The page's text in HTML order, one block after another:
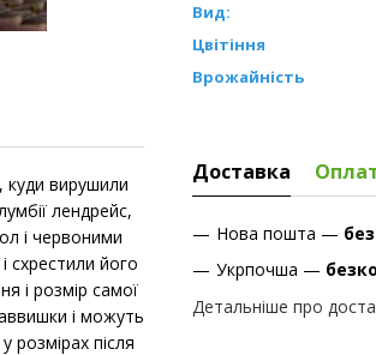
куди вирушили
лендрейс,
і червоними
схрестили його
і розмір самої
і можуть
розмірах після
Вид:
Цвітіння
Врожайність
Доставка
Нова пошта —
Укрпочша —
Детальніше про